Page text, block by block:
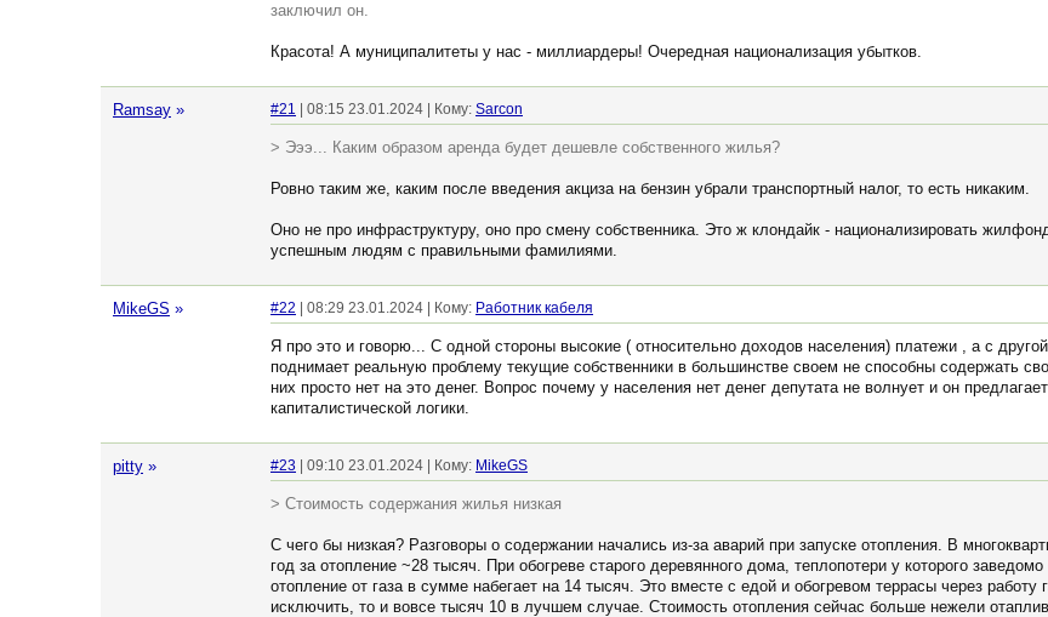
заключил он.
Красота! А муниципалитеты у нас - миллиардеры! Очередная национализация убытков.
Ramsay » #21 | 08:15 23.01.2024 | Кому: Sarcon
> Эээ... Каким образом аренда будет дешевле собственного жилья?
Ровно таким же, каким после введения акциза на бензин убрали транспортный налог, то есть никаким.
Оно не про инфраструктуру, оно про смену собственника. Это ж клондайк - национализировать
успешным людям с правильными фамилиями.
MikeGS » #22 | 08:29 23.01.2024 | Кому: Работник кабеля
Я про это и говорю... С одной стороны высокие ( относительно доходов населения) платежи , а с
поднимает реальную проблему текущие собственники в большинстве своем не способны содержать
них просто нет на это денег. Вопрос почему у населения нет денег депутата не волнует и он
капиталистической логики.
pitty » #23 | 09:10 23.01.2024 | Кому: MikeGS
> Стоимость содержания жилья низкая
С чего бы низкая? Разговоры о содержании начались из-за аварий при запуске отопления. В
год за отопление ~28 тысяч. При обогреве старого деревянного дома, теплопотери у которого
отопление от газа в сумме набегает на 14 тысяч. Это вместе с едой и обогревом террасы через
исключить, то и вовсе тысяч 10 в лучшем случае. Стоимость отопления сейчас больше нежели